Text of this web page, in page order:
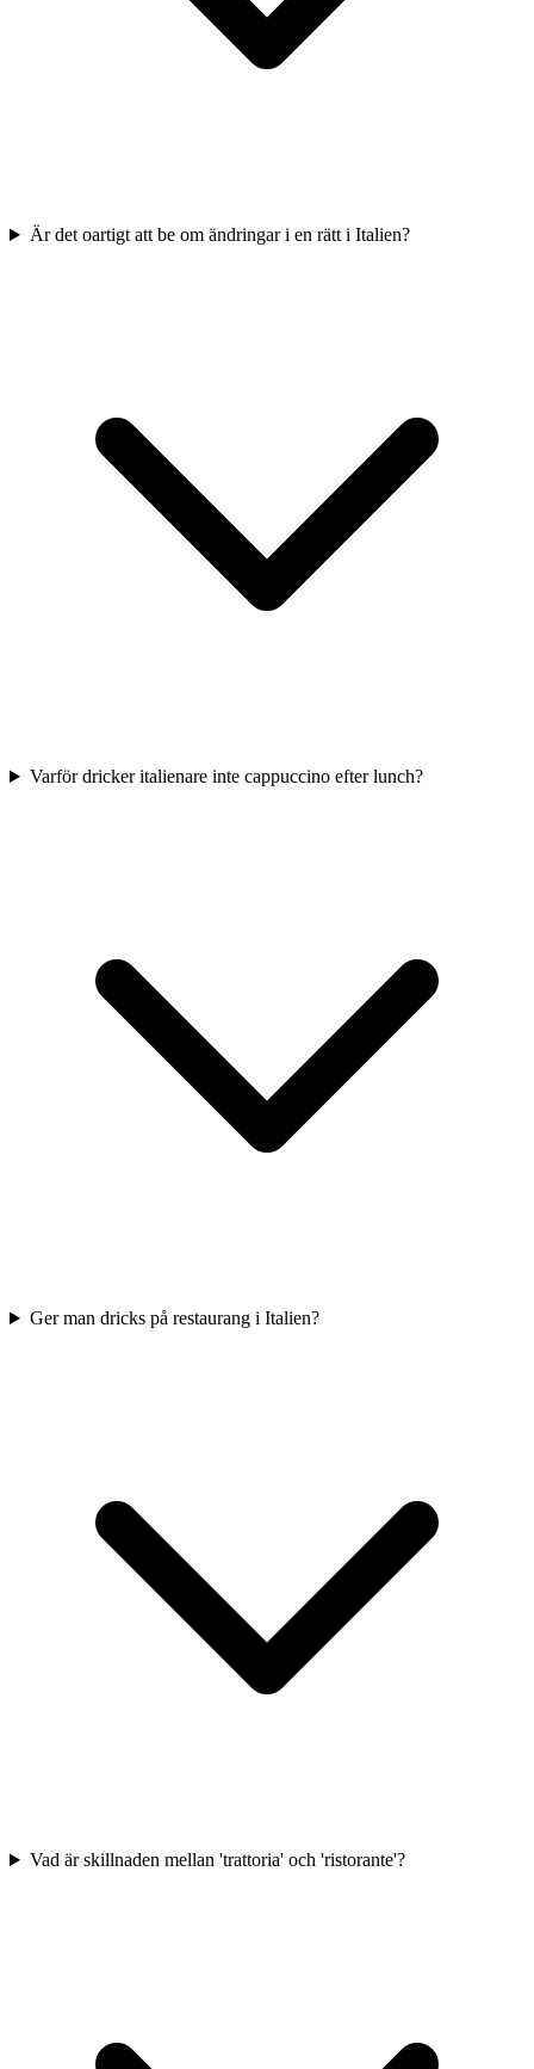
Är det oartigt att be om ändringar i en rätt i Italien?
Varför dricker italienare inte cappuccino efter lunch?
Ger man dricks på restaurang i Italien?
Vad är skillnaden mellan 'trattoria' och 'ristorante'?